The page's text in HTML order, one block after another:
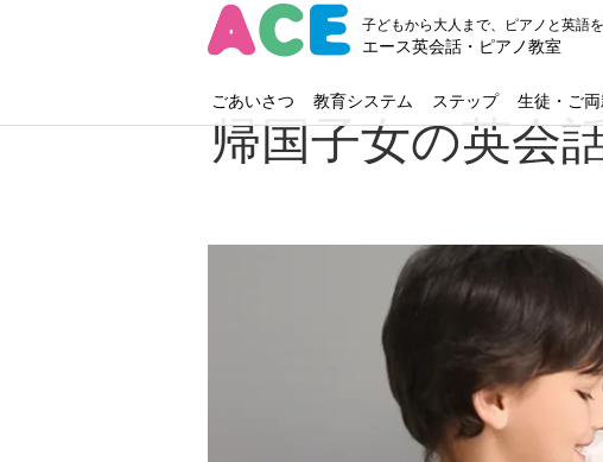
子どもから大人まで、ピアノと英語
エース英会話・ピアノ教室
ごあいさつ 教育システム ステップ 生徒・ご
帰国子女の英会